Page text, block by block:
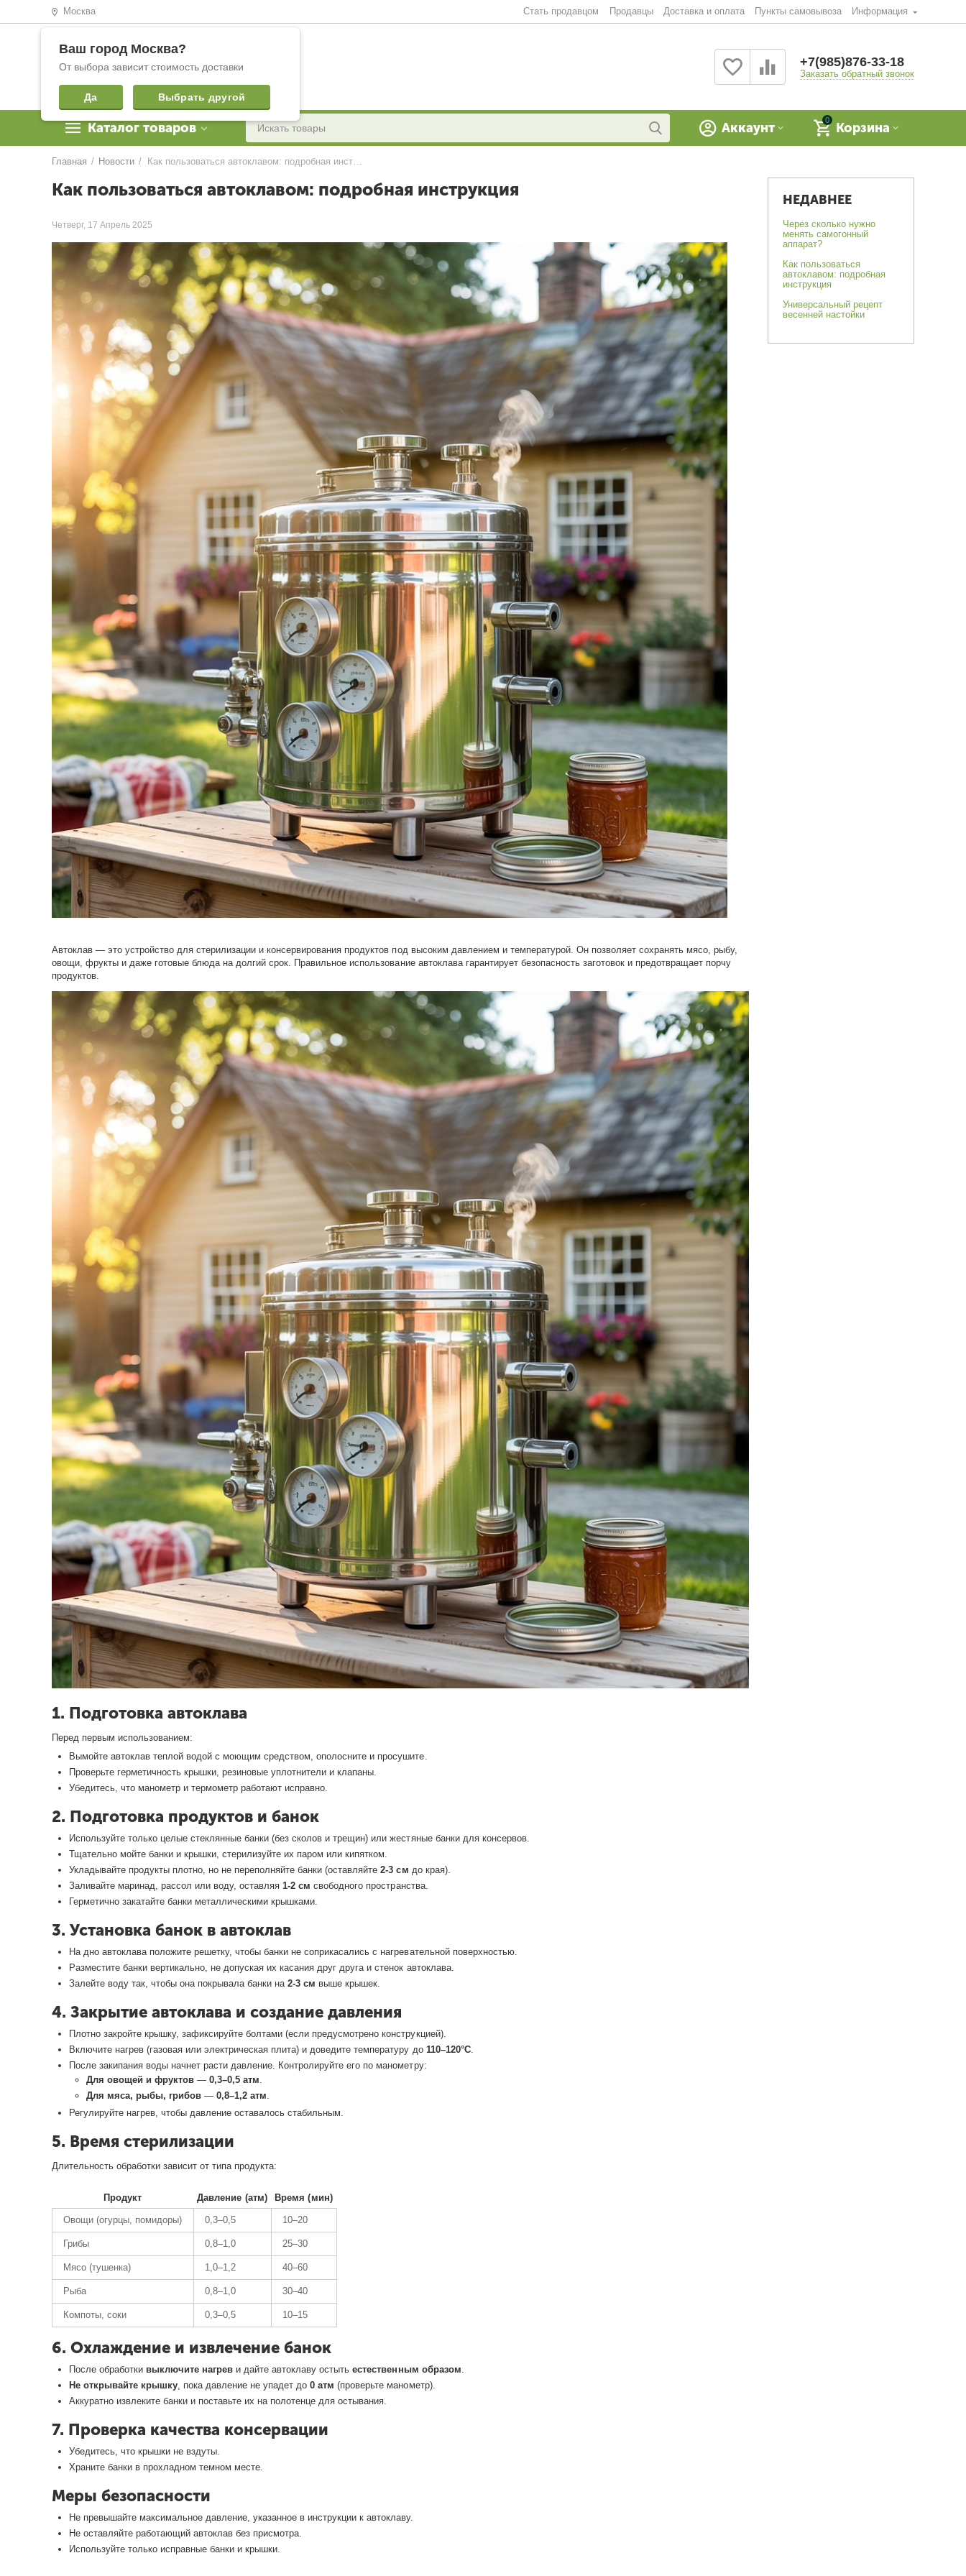
Москва
Ваш город Москва?
От выбора зависит стоимость доставки
Да Выбрать другой
Стать продавцом Продавцы Доставка и оплата Пункты самовывоза Информация
+7(985)876-33-18
Заказать обратный звонок
Каталог товаров
0
Корзина
Аккаунт
Главная / Новости / Как пользоваться автоклавом: подробная инструкция
Как пользоваться автоклавом: подробная инструкция
Четверг, 17 Апрель 2025
Автоклав — это устройство для стерилизации и консервирования продуктов под высоким давлением и температурой. Он позволяет сохранять мясо, рыбу,
овощи, фрукты и даже готовые блюда на долгий срок. Правильное использование автоклава гарантирует безопасность заготовок и предотвращает порчу
продуктов.
1. Подготовка автоклава
Перед первым использованием:
Вымойте автоклав теплой водой с моющим средством, ополосните и просушите.
Проверьте герметичность крышки, резиновые уплотнители и клапаны.
Убедитесь, что манометр и термометр работают исправно.
2. Подготовка продуктов и банок
Используйте только целые стеклянные банки (без сколов и трещин) или жестяные банки для консервов.
Тщательно мойте банки и крышки, стерилизуйте их паром или кипятком.
Укладывайте продукты плотно, но не переполняйте банки (оставляйте2-3 см до края).
Заливайте маринад, рассол или воду, оставляя1-2 см свободного пространства.
Герметично закатайте банки металлическими крышками.
3. Установка банок в автоклав
На дно автоклава положите решетку, чтобы банки не соприкасались с нагревательной поверхностью.
Разместите банки вертикально, не допуская их касания друг друга и стенок автоклава.
Залейте воду так, чтобы она покрывала банки на2-3 см выше крышек.
4. Закрытие автоклава и создание давления
Плотно закройте крышку, зафиксируйте болтами (если предусмотрено конструкцией).
Включите нагрев (газовая или электрическая плита) и доведите температуру до 110–120°C.
После закипания воды начнет расти давление. Контролируйте его по манометру:
Для овощей и фруктов —0,3–0,5 атм.
Для мяса, рыбы, грибов —0,8–1,2 атм.
Регулируйте нагрев, чтобы давление оставалось стабильным.
5. Время стерилизации
Длительность обработки зависит от типа продукта:
Продукт Давление (атм) Время (мин)
Овощи (огурцы, помидоры) 0,3–0,5 10–20
Грибы 0,8–1,0 25–30
Мясо (тушенка) 1,0–1,2 40–60
Рыба 0,8–1,0 30–40
Компоты, соки 0,3–0,5 10–15
6. Охлаждение и извлечение банок
После обработки выключите нагрев и дайте автоклаву остытьестественным образом.
Не открывайте крышку, пока давление не упадет до0 атм (проверьте манометр).
Аккуратно извлеките банки и поставьте их на полотенце для остывания.
7. Проверка качества консервации
Убедитесь, что крышки не вздуты.
Храните банки в прохладном темном месте.
Меры безопасности
Не превышайте максимальное давление, указанное в инструкции к автоклаву.
Не оставляйте работающий автоклав без присмотра.
Используйте только исправные банки и крышки.
НЕДАВНЕЕ
Через сколько нужно
менять самогонный
аппарат?
Как пользоваться
автоклавом: подробная
инструкция
Универсальный рецепт
весенней настойки